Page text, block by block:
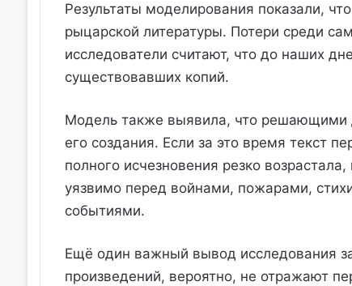
Результаты моделирования показали,
рыцарской литературы. Потери среди
исследователи считают, что до наших
существовавших копий.
Модель также выявила, что решающими
его создания. Если за это время текст
полного исчезновения резко
уязвимо перед войнами, пожарами,
событиями.
Ещё один важный вывод исследования
произведений, вероятно, не отражают